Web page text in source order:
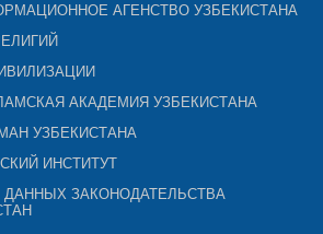
АГЕНСТВО УЗБЕКИСТАНА
АКАДЕМИЯ УЗБЕКИСТАНА
УЗБЕКИСТАНА
ИНСТИТУТ
ЗАКОНОДАТЕЛЬСТВА